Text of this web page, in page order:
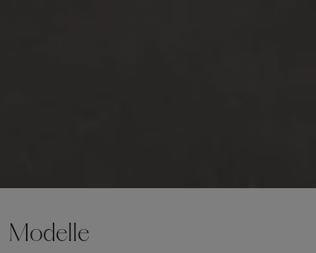
Modelle